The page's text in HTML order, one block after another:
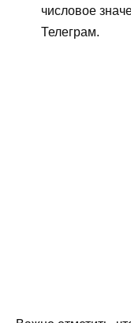
числовое
Телеграм.